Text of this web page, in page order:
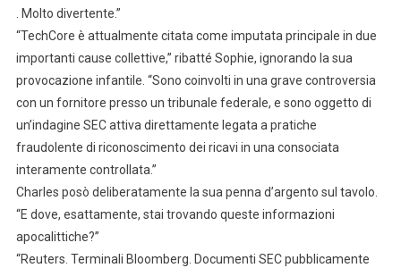
. Molto divertente.”
“TechCore è attualmente citata come imputata principale in due
importanti cause collettive,” ribatté Sophie, ignorando la sua
provocazione infantile. “Sono coinvolti in una grave controversia
con un fornitore presso un tribunale federale, e sono oggetto di
un’indagine SEC attiva direttamente legata a pratiche
fraudolente di riconoscimento dei ricavi in una consociata
interamente controllata.”
Charles posò deliberatamente la sua penna d’argento sul tavolo.
“E dove, esattamente, stai trovando queste informazioni
apocalittiche?”
“Reuters. Terminali Bloomberg. Documenti SEC pubblicamente